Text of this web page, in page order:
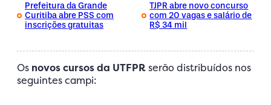
Prefeitura da Grande
Curitiba abre PSS com
inscrições gratuitas
TJPR abre novo concurso
com 20 vagas e salário de
R$ 34 mil
Os novos cursos da UTFPRserão distribuídos nos
seguintes campi: